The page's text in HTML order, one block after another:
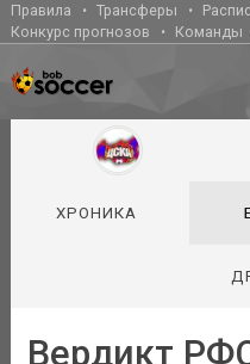
Правила Трансферы
Конкурс прогнозов
Команды
ХРОНИКА
Вердикт